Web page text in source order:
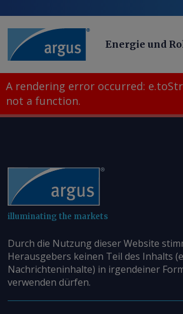
Energie und
A rendering error occurred:
not a function.
illuminating the markets
Durch die Nutzung dieser Website
Herausgebers keinen Teil des Inhalts
Nachrichteninhalte) in irgendeiner
verwenden dürfen.